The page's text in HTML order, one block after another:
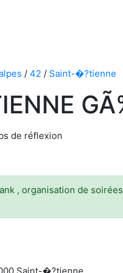
/ 42 / Saint-�?tienne
de réflexion
, organisation de